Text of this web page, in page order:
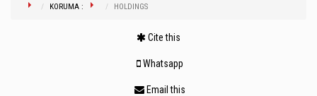
KORUMA : HOLDINGS
Cite this
Whatsapp
Email this